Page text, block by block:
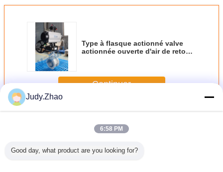
Type à flasque actionné valve
actionnée ouverte d'air de retour
pneumatique =
Continuer
PlusVanne papillon pneumatique
Judy.Zhao
6:58 PM
Good day, what product are you looking for?